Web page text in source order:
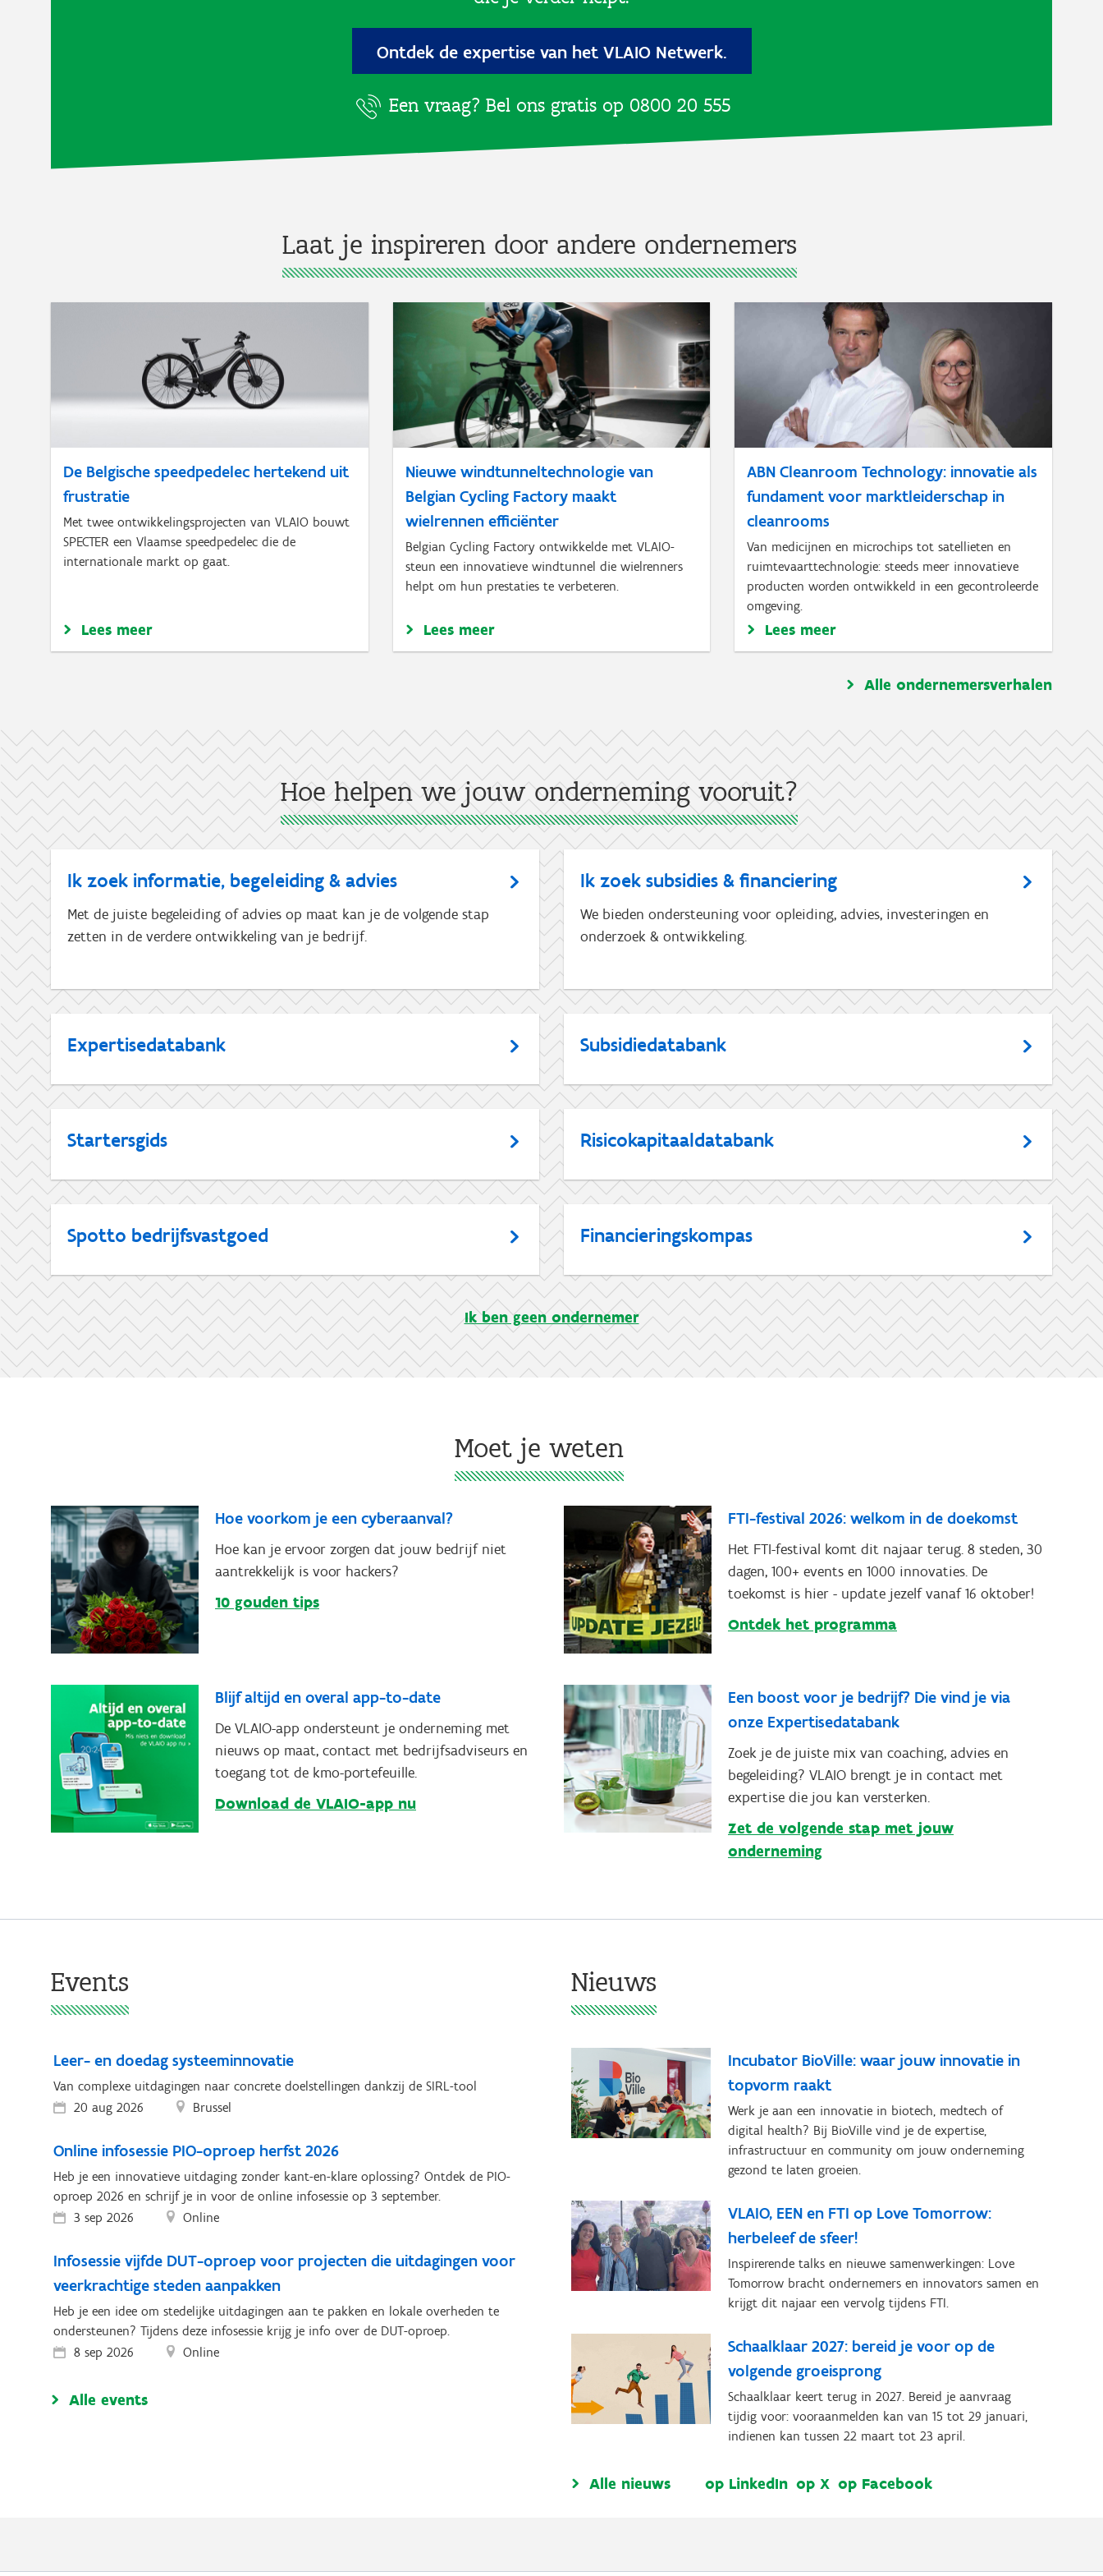
Ontdek de expertise van het VLAIO Netwerk.
Een vraag? Bel ons gratis op 0800 20 555
Laat je inspireren door andere ondernemers
De Belgische speedpedelec hertekend uit
frustratie
Met twee ontwikkelingsprojecten van VLAIO bouwt
SPECTER een Vlaamse speedpedelec die de
internationale markt op gaat.
Lees meer
Nieuwe windtunneltechnologie van
Belgian Cycling Factory maakt
wielrennen efficiënter
Belgian Cycling Factory ontwikkelde met VLAIO-
steun een innovatieve windtunnel die wielrenners
helpt om hun prestaties te verbeteren.
Lees meer
ABN Cleanroom Technology: innovatie als
fundament voor marktleiderschap in
cleanrooms
Van medicijnen en microchips tot satellieten en
ruimtevaarttechnologie: steeds meer innovatieve
producten worden ontwikkeld in een gecontroleerde
omgeving.
Lees meer
Alle ondernemersverhalen
Hoe helpen we jouw onderneming vooruit?
Ik zoek informatie, begeleiding & advies
Met de juiste begeleiding of advies op maat kan je de volgende stap
zetten in de verdere ontwikkeling van je bedrijf.
Expertisedatabank
Startersgids
Spotto bedrijfsvastgoed
Ik zoek subsidies & financiering
We bieden ondersteuning voor opleiding, advies, investeringen en
onderzoek & ontwikkeling.
Subsidiedatabank
Risicokapitaaldatabank
Financieringskompas
Ik ben geen ondernemer
Moet je weten
Hoe voorkom je een cyberaanval?
Hoe kan je ervoor zorgen dat jouw bedrijf niet
aantrekkelijk is voor hackers?
10 gouden tips
FTI-festival 2026: welkom in de doekomst
Het FTI-festival komt dit najaar terug. 8 steden, 30
dagen, 100+ events en 1000 innovaties. De
toekomst is hier - update jezelf vanaf 16 oktober!
Ontdek het programma
Blijf altijd en overal app-to-date
De VLAIO-app ondersteunt je onderneming met
nieuws op maat, contact met bedrijfsadviseurs en
toegang tot de kmo-portefeuille.
Download de VLAIO-app nu
Een boost voor je bedrijf? Die vind je via
onze Expertisedatabank
Zoek je de juiste mix van coaching, advies en
begeleiding? VLAIO brengt je in contact met
expertise die jou kan versterken.
Zet de volgende stap met jouw
onderneming
Events
Leer- en doedag systeeminnovatie
Van complexe uitdagingen naar concrete doelstellingen dankzij de SIRL-tool
20 aug 2026
Brussel
Online infosessie PIO-oproep herfst 2026
Heb je een innovatieve uitdaging zonder kant-en-klare oplossing? Ontdek de PIO-
oproep 2026 en schrijf je in voor de online infosessie op 3 september.
3 sep 2026
Online
Infosessie vijfde DUT-oproep voor projecten die uitdagingen voor
veerkrachtige steden aanpakken
Heb je een idee om stedelijke uitdagingen aan te pakken en lokale overheden te
ondersteunen? Tijdens deze infosessie krijg je info over de DUT-oproep.
8 sep 2026
Online
Alle events
Nieuws
Incubator BioVille: waar jouw innovatie in
topvorm raakt
Werk je aan een innovatie in biotech, medtech of
digital health? Bij BioVille vind je de expertise,
infrastructuur en community om jouw onderneming
gezond te laten groeien.
VLAIO, EEN en FTI op Love Tomorrow:
herbeleef de sfeer!
Inspirerende talks en nieuwe samenwerkingen: Love
Tomorrow bracht ondernemers en innovators samen en
krijgt dit najaar een vervolg tijdens FTI.
Schaalklaar 2027: bereid je voor op de
volgende groeisprong
Schaalklaar keert terug in 2027. Bereid je aanvraag
tijdig voor: vooraanmelden kan van 15 tot 29 januari,
indienen kan tussen 22 maart tot 23 april.
Alle nieuws op LinkedIn op X op Facebook